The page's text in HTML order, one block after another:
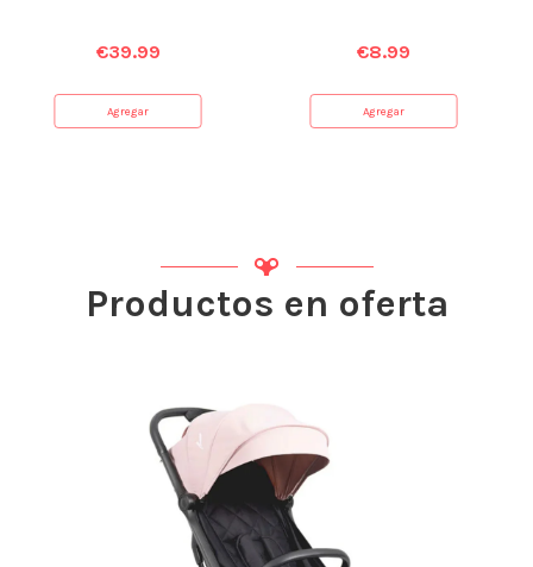
€39.99
Agregar
€8.99
Agregar
Productos en oferta